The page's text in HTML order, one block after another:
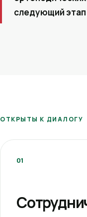
следующий этап
ОТКРЫТЫ К ДИАЛОГУ
01